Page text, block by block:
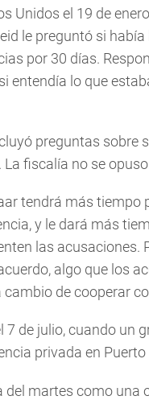
Unidos el 19 de
le preguntó si
por 30 días.
entendía lo que
preguntas sobre
fiscalía no se
tendrá más tiempo
y le dará más
las acusaciones.
algo que los
de cooperar
7 de julio, cuando un
privada en Puerto
del martes como una